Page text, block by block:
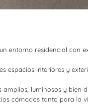
entorno residencial con
espacios interiores y
luminosos y bien
cómodos tanto para la